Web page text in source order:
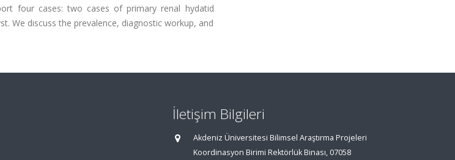
four cases: two cases of primary renal hydatid
We discuss the prevalence, diagnostic workup, and
İletişim Bilgileri
Akdeniz Üniversitesi Bilimsel Araştırma Projeleri
Koordinasyon Birimi Rektörlük Binası, 07058